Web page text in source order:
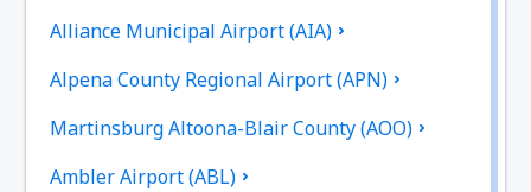
Alliance Municipal Airport (AIA)
Alpena County Regional Airport (APN)
Martinsburg Altoona-Blair County (AOO)
Ambler Airport (ABL)